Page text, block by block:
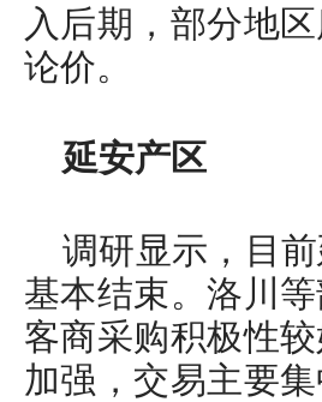
入后期，部分地
论价。
延安产区
调研显示，目
基本结束。洛川
客商采购积极性
加强，交易主要